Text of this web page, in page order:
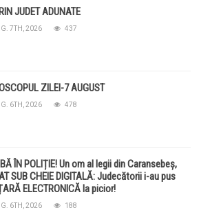
JUDET ADUNATE
7TH, 2026 437
ZILEI-7 AUGUST
6TH, 2026 478
ÎN POLIȚIE! Un om al legii din Caransebeș,
SUB CHEIE DIGITALĂ: Judecătorii i-au pus
ELECTRONICĂ la picior!
6TH, 2026 188